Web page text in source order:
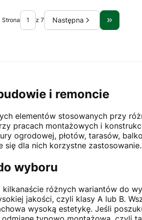
Strona z 7 Następna Przejdź
i remoncie
elementów stosowanych przy
pracach montażowych i
ogrodowej, płotów, tarasów,
się dla nich korzystne zastosowanie.
wyboru
różnych wariantów do
jakości, czyli klasy A lub B.
wysoką estetykę. Jeśli